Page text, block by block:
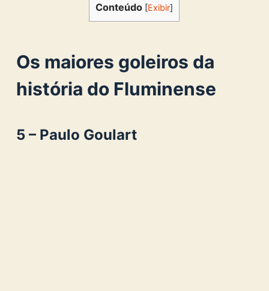
Conteúdo [Exibir]
Os maiores goleiros da
história do Fluminense
5 – Paulo Goulart